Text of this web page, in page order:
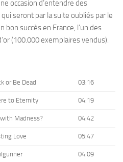
occasion d’entendre des
seront par la suite oubliés par le
bon succès en France, l’un des
(100.000 exemplaires vendus).
or Be Dead 03:16
to Eternity 04:19
with Madness? 04:42
Love 05:47
04:09